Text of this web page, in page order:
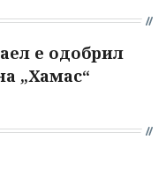
е одобрил
„Хамас“